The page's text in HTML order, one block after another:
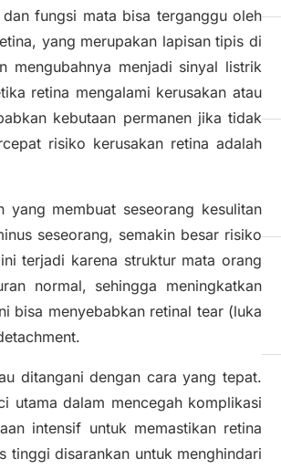
fungsi mata bisa terganggu oleh
yang merupakan lapisan tipis di
mengubahnya menjadi sinyal listrik
retina mengalami kerusakan atau
kebutaan permanen jika tidak
risiko kerusakan retina adalah
yang membuat seseorang kesulitan
seseorang, semakin besar risiko
terjadi karena struktur mata orang
normal, sehingga meningkatkan
bisa menyebabkan retinal tear (luka
ditangani dengan cara yang tepat.
utama dalam mencegah komplikasi
intensif untuk memastikan retina
tinggi disarankan untuk menghindari